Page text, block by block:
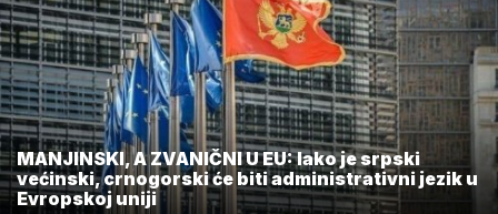
MANJINSKI, A ZVANIČNI U EU: Iako je srpski
većinski, crnogorski će biti administrativni jezik u
Evropskoj uniji